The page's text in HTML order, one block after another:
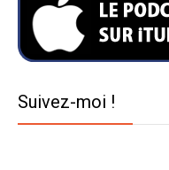
Suivez-moi !